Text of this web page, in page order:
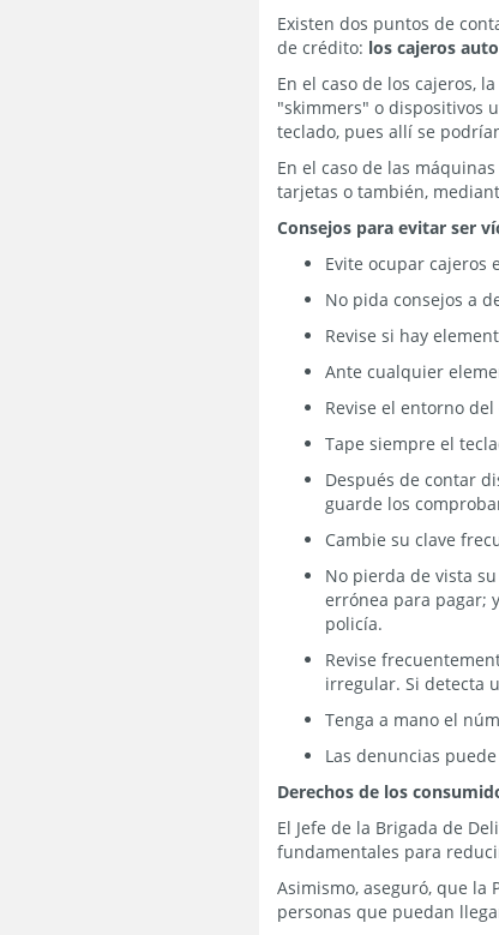
Existen dos puntos de
de crédito: los cajeros
En el caso de los cajeros,
"skimmers" o dispositivos
teclado, pues allí se
En el caso de las
tarjetas o también,
Consejos para evitar ser
Evite ocupar cajeros
No pida consejos a
Revise si hay
Ante cualquier
Revise el entorno
Tape siempre el
Después de contar
guarde los
Cambie su clave
No pierda de vista
errónea para pagar;
policía.
Revise
irregular. Si detecta
Tenga a mano el
Las denuncias
Derechos de los
El Jefe de la Brigada de
fundamentales para
Asimismo, aseguró, que la
personas que puedan